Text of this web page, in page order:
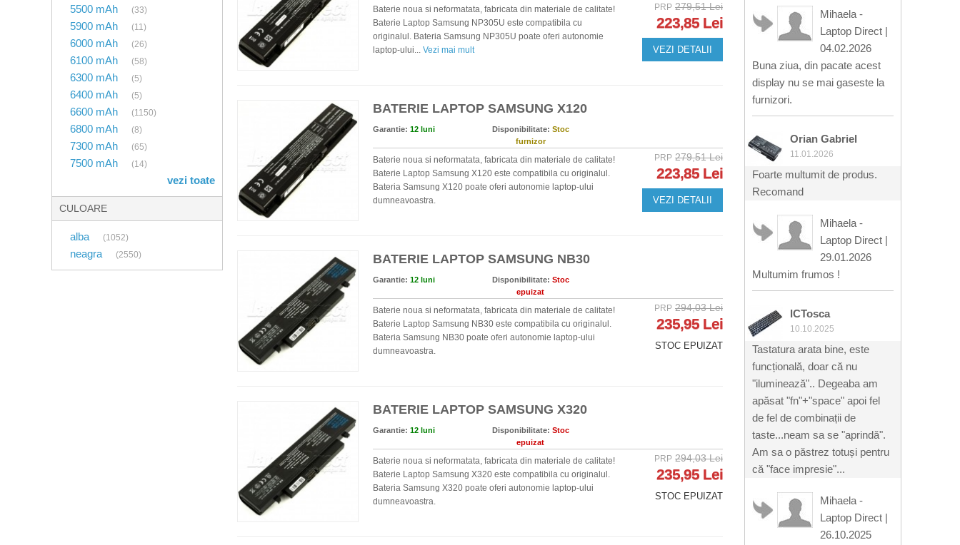
5500 mAh (33)
5900 mAh (11)
6000 mAh (26)
6100 mAh (58)
6300 mAh (5)
6400 mAh (5)
6600 mAh (1150)
6800 mAh (8)
7300 mAh (65)
7500 mAh (14)
vezi toate
CULOARE
alba (1052)
neagra (2550)
Baterie noua si neformatata, fabricata din materiale de calitate!
Baterie Laptop Samsung NP305U este compatibila cu
originalul. Bateria Samsung NP305U poate oferi autonomie
laptop-ului... Vezi mai mult
PRP 279,51 Lei
223,85 Lei
VEZI DETALII
BATERIE LAPTOP SAMSUNG X120
Garantie: 12 luni Disponibilitate: Stoc
furnizor
Baterie noua si neformatata, fabricata din materiale de calitate!
Baterie Laptop Samsung X120 este compatibila cu originalul.
Bateria Samsung X120 poate oferi autonomie laptop-ului
dumneavoastra.
PRP 279,51 Lei
223,85 Lei
VEZI DETALII
BATERIE LAPTOP SAMSUNG NB30
Garantie: 12 luni Disponibilitate: Stoc
epuizat
Baterie noua si neformatata, fabricata din materiale de calitate!
Baterie Laptop Samsung NB30 este compatibila cu originalul.
Bateria Samsung NB30 poate oferi autonomie laptop-ului
dumneavoastra.
PRP 294,03 Lei
235,95 Lei
STOC EPUIZAT
BATERIE LAPTOP SAMSUNG X320
Garantie: 12 luni Disponibilitate: Stoc
epuizat
Baterie noua si neformatata, fabricata din materiale de calitate!
Baterie Laptop Samsung X320 este compatibila cu originalul.
Bateria Samsung X320 poate oferi autonomie laptop-ului
dumneavoastra.
PRP 294,03 Lei
235,95 Lei
STOC EPUIZAT
Mihaela -
Laptop Direct |
04.02.2026
Buna ziua, din pacate acest
display nu se mai gaseste la
furnizori.
Orian Gabriel
11.01.2026
Foarte multumit de produs.
Recomand
Mihaela -
Laptop Direct |
29.01.2026
Multumim frumos !
ICTosca
10.10.2025
Tastatura arata bine, este
funcțională, doar că nu
"iluminează".. Degeaba am
apăsat "fn"+"space" apoi fel
de fel de combinații de
taste...neam sa se "aprindă".
Am sa o păstrez totuși pentru
că "face impresie"...
Mihaela -
Laptop Direct |
26.10.2025